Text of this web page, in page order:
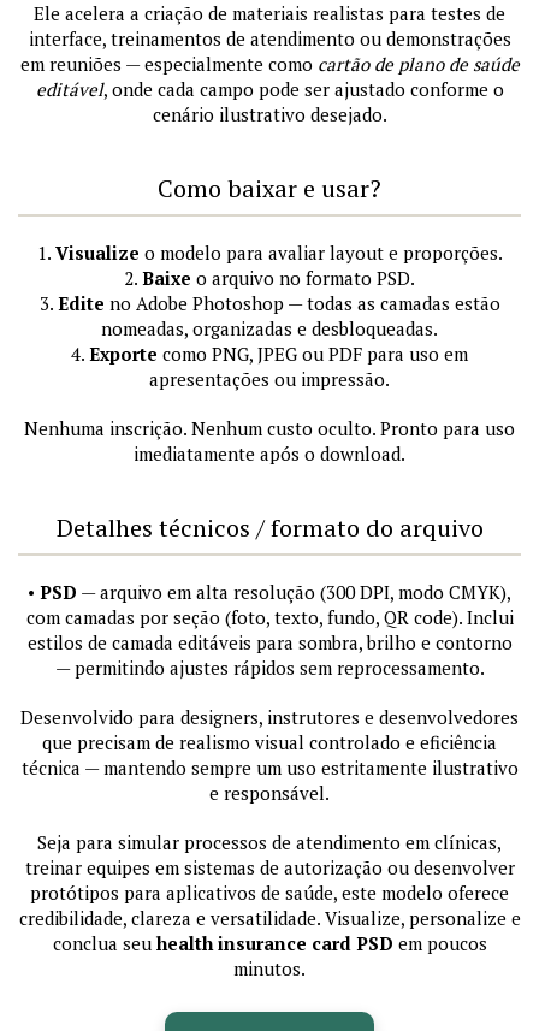
Ele acelera a criação de materiais realistas para testes de
interface, treinamentos de atendimento ou demonstrações
em reuniões — especialmente como cartão de plano de saúde
editável, onde cada campo pode ser ajustado conforme o
cenário ilustrativo desejado.
Como baixar e usar?
1. Visualize o modelo para avaliar layout e proporções.
2. Baixe o arquivo no formato PSD.
3. Edite no Adobe Photoshop — todas as camadas estão
nomeadas, organizadas e desbloqueadas.
4. Exporte como PNG, JPEG ou PDF para uso em
apresentações ou impressão.
Nenhuma inscrição. Nenhum custo oculto. Pronto para uso
imediatamente após o download.
Detalhes técnicos / formato do arquivo
• PSD — arquivo em alta resolução (300 DPI, modo CMYK),
com camadas por seção (foto, texto, fundo, QR code). Inclui
estilos de camada editáveis para sombra, brilho e contorno
— permitindo ajustes rápidos sem reprocessamento.
Desenvolvido para designers, instrutores e desenvolvedores
que precisam de realismo visual controlado e eficiência
técnica — mantendo sempre um uso estritamente ilustrativo
e responsável.
Seja para simular processos de atendimento em clínicas,
treinar equipes em sistemas de autorização ou desenvolver
protótipos para aplicativos de saúde, este modelo oferece
credibilidade, clareza e versatilidade. Visualize, personalize e
conclua seu health insurance card PSD em poucos
minutos.